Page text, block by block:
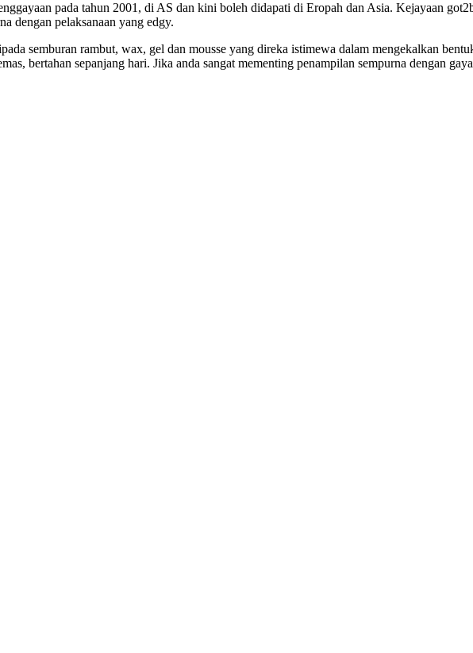
pada tahun 2001, di AS dan kini boleh didapati di Eropah dan Asia. Kejayaan
dengan pelaksanaan yang edgy.
semburan rambut, wax, gel dan mousse yang direka istimewa dalam mengekalkan
bertahan sepanjang hari. Jika anda sangat mementing penampilan sempurna dengan